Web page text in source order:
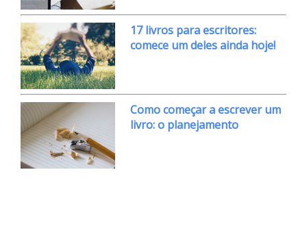
17 livros para escritores:
comece um deles ainda hoje!
Como começar a escrever um
livro: o planejamento